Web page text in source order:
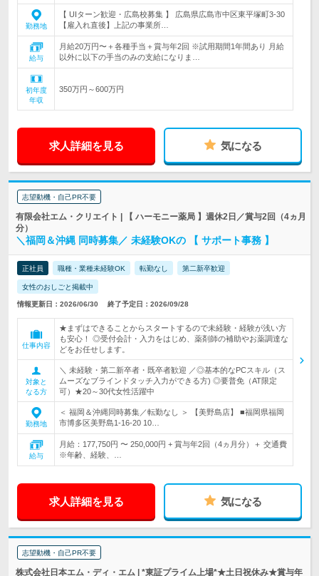
勤務地
【 UIターン歓迎・広島校募集 】 広島県広島市中区東平塚町3-30
【雇入れ直後】上記の事業所…
給与
月給20万円〜＋各種手当＋賞与年2回 ※試用期間1年間あり 月給
以外に以下の手当のみの支給になりま…
初年度
年収
350万円～600万円
求人詳細を見る 気になる
志望動機・自己PR不要
有限会社エム・クリエイト | 【 ハーモニー薬局 】週休2日／賞与2回（4ヵ月
分）
＼福岡＆沖縄 同時募集／ 未経験OKの 【 サポート事務 】
正社員 職種・業種未経験OK 転勤なし 第二新卒歓迎
女性のおしごと掲載中
情報更新日：2026/06/30 終了予定日：2026/09/28
仕事内容
★まずはできることからスタートするので未経験・経験が浅い方
も安心！ ◎受付会計・入力をはじめ、薬剤師の補助やお薬調達な
どをお任せします。
対象と
なる方
＼ 未経験・第二新卒者・既卒者歓迎 ／◎基本的なPCスキル（ス
ムーズなブラインドタッチ入力ができる方) ◎要普免（AT限定
可）★20～30代女性活躍中
勤務地
＜ 福岡＆沖縄同時募集／転勤なし ＞ 【美野島店】 ■福岡県福岡
市博多区美野島1-16-20 10…
給与
月給：177,750円 〜 250,000円 + 賞与年2回（4ヵ月分）＋ 交通費
※年齢、経験、…
求人詳細を見る 気になる
志望動機・自己PR不要
株式会社日本エム・ディ・エム | *東証プライム上場*★土日祝休み★賞与年